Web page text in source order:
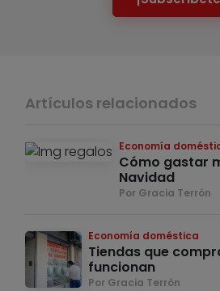
Artículos relacionados
Economía
Cómo gastar
Navidad
Por Gracia Terrón
Economía doméstica
Tiendas que
funcionan
Por Gracia Terrón